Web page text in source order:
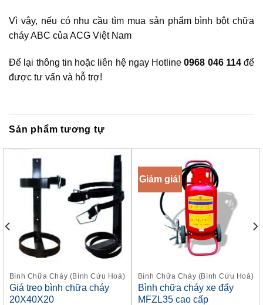
Vì vậy, nếu có nhu cầu tìm mua sản phẩm bình bột chữa
cháy ABC của ACG Việt Nam
Để lại thông tin hoặc liên hệ ngay Hotline0968 046 114để
được tư vấn và hỗ trợ!
Sản phẩm tương tự
Bình Chữa Cháy (Bình Cứu Hoả)
Giá treo bình chữa cháy
20X40X20
Giảm giá!
Bình Chữa Cháy (Bình Cứu Hoả)
Bình chữa cháy xe đẩy
MFZL35 cao cấp